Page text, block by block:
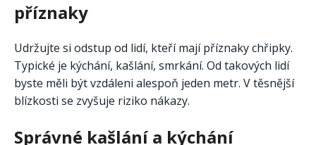
příznaky
Udržujte si odstup od lidí, kteří mají příznaky chřipky.
Typické je kýchání, kašlání, smrkání. Od takových lidí
byste měli být vzdáleni alespoň jeden metr. V těsnější
blízkosti se zvyšuje riziko nákazy.
Správné kašlání a kýchání